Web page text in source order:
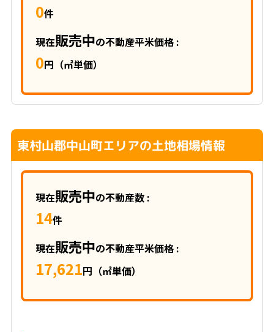
0件
現在販売中の不動産平米価格 :
0円（㎡単価）
東村山郡中山町エリアの土地相場情報
現在販売中の不動産数 :
14件
現在販売中の不動産平米価格 :
17,621円（㎡単価）